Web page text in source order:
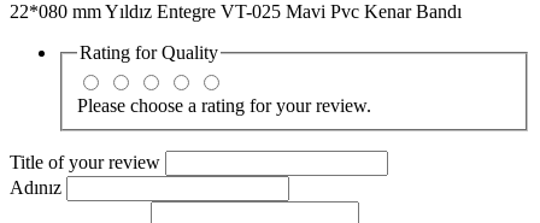
22*080 mm Yıldız Entegre VT-025 Mavi Pvc Kenar Bandı
Rating forQuality
Please choose a rating for your review.
Title of your review
Adınız